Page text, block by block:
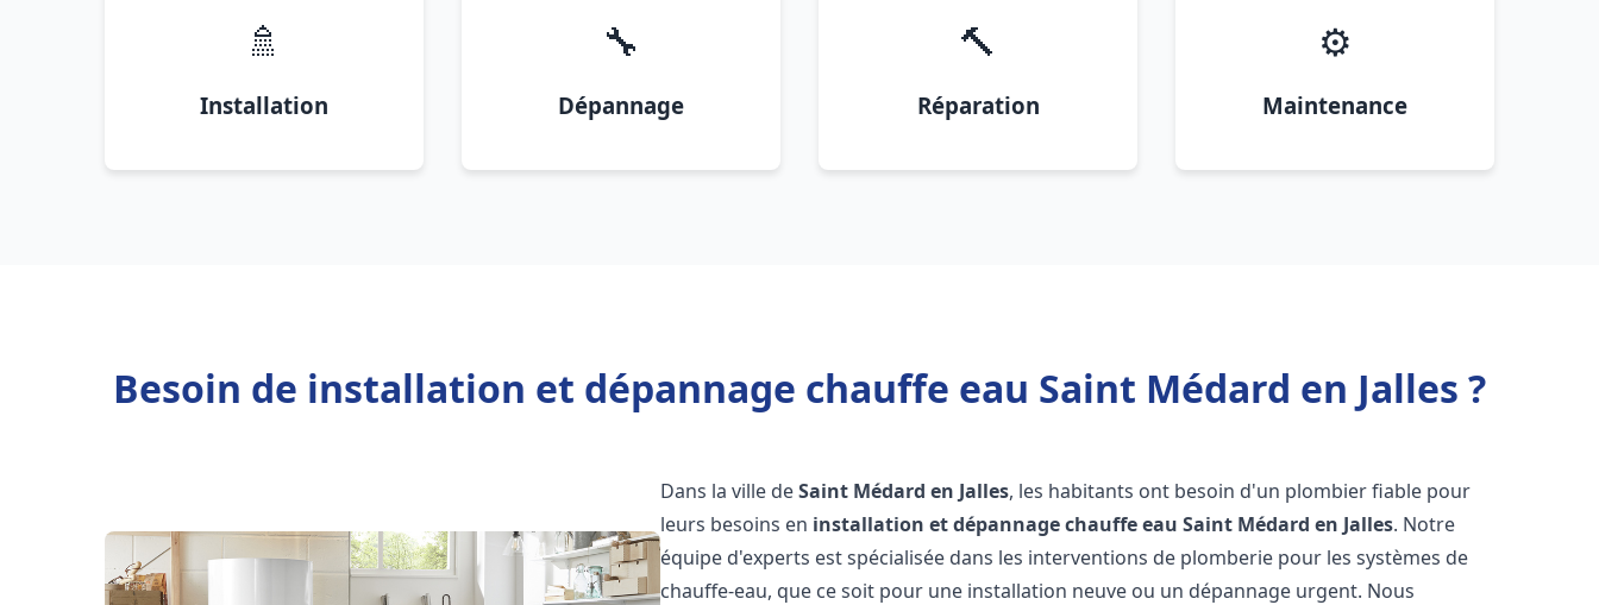
🚿
Installation
🔧
Dépannage
🔨
Réparation
⚙️
Maintenance
Besoin de installation et dépannage chauffe eau Saint Médard en Jalles ?
Dans la ville deSaint Médard en Jalles, les habitants ont besoin d'un plombier fiable pour
leurs besoins en installation et dépannage chauffe eau Saint Médard en Jalles. Notre
équipe d'experts est spécialisée dans les interventions de plomberie pour les systèmes de
chauffe-eau, que ce soit pour une installation neuve ou un dépannage urgent. Nous